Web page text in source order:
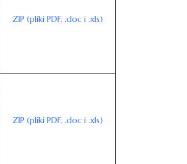
ZIP (pliki PDF, .doc i .xls)
ZIP (pliki PDF, .doc i .xls)